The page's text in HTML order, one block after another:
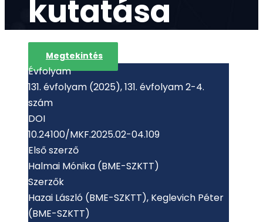
kutatása
Megtekintés
Évfolyam
131. évfolyam (2025), 131. évfolyam 2-4.
szám
DOI
10.24100/MKF.2025.02-04.109
Első szerző
Halmai Mónika (BME-SZKTT)
Szerzők
Hazai László (BME-SZKTT), Keglevich Péter
(BME-SZKTT)